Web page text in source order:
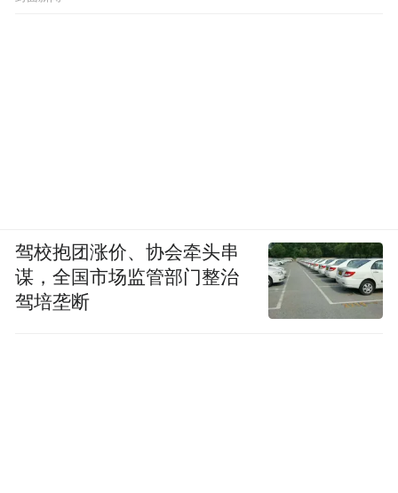
驾校抱团涨价、协会牵头串
谋，全国市场监管部门整治
驾培垄断